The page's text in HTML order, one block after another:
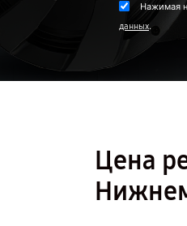
Нажимая
данных.
Цена